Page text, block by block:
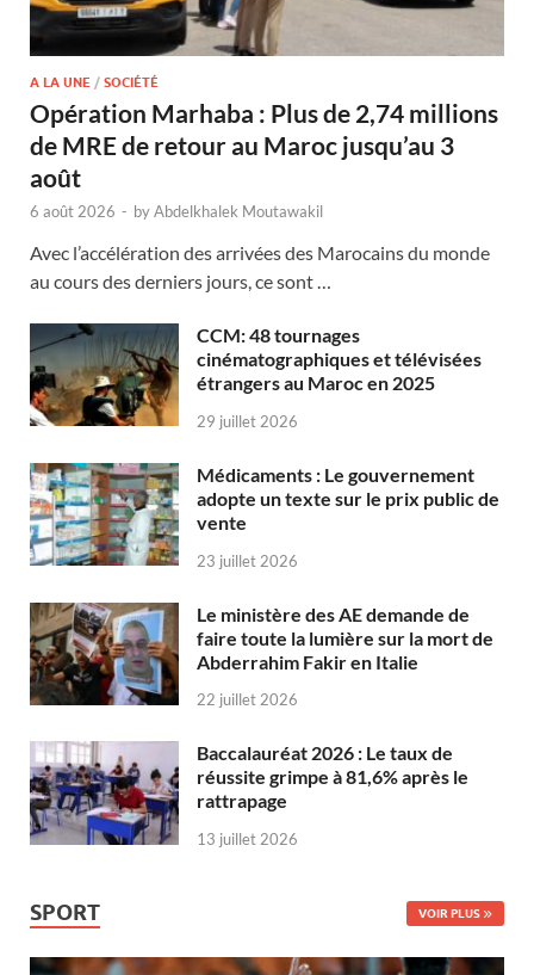
A LA UNE / SOCIÉTÉ
Opération Marhaba : Plus de 2,74 millions
de MRE de retour au Maroc jusqu’au 3
août
6 août 2026 - byAbdelkhalek Moutawakil
Avec l’accélération des arrivées des Marocains du monde
au cours des derniers jours, ce sont …
CCM: 48 tournages
cinématographiques et télévisées
étrangers au Maroc en 2025
29 juillet 2026
Médicaments : Le gouvernement
adopte un texte sur le prix public de
vente
23 juillet 2026
Le ministère des AE demande de
faire toute la lumière sur la mort de
Abderrahim Fakir en Italie
22 juillet 2026
Baccalauréat 2026 : Le taux de
réussite grimpe à 81,6% après le
rattrapage
13 juillet 2026
SPORT VOIR PLUS